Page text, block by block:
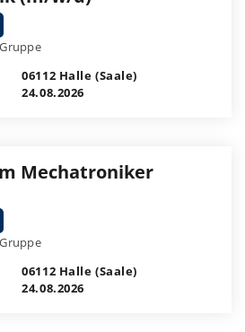
06112 Halle (Saale)
24.08.2026
Mechatroniker
06112 Halle (Saale)
24.08.2026